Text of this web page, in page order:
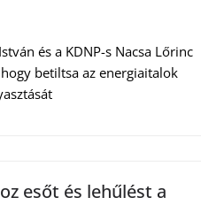
és a KDNP-s Nacsa Lőrinc
betiltsa az energiaitalok
esőt és lehűlést a